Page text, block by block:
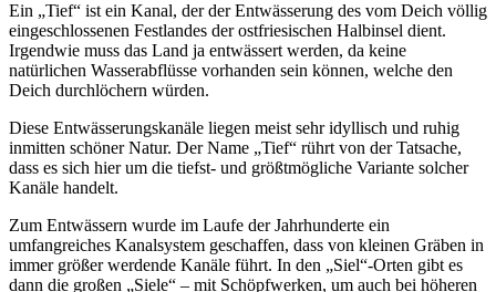
Ein „Tief“ ist ein Kanal, der der Entwässerung des vom Deich völlig
eingeschlossenen Festlandes der ostfriesischen Halbinsel dient.
Irgendwie muss das Land ja entwässert werden, da keine
natürlichen Wasserabflüsse vorhanden sein können, welche den
Deich durchlöchern würden.
Diese Entwässerungskanäle liegen meist sehr idyllisch und ruhig
inmitten schöner Natur. Der Name „Tief“ rührt von der Tatsache,
dass es sich hier um die tiefst- und größtmögliche Variante solcher
Kanäle handelt.
Zum Entwässern wurde im Laufe der Jahrhunderte ein
umfangreiches Kanalsystem geschaffen, dass von kleinen Gräben in
immer größer werdende Kanäle führt. In den „Siel“-Orten gibt es
dann die großen „Siele“ – mit Schöpfwerken, um auch bei höheren